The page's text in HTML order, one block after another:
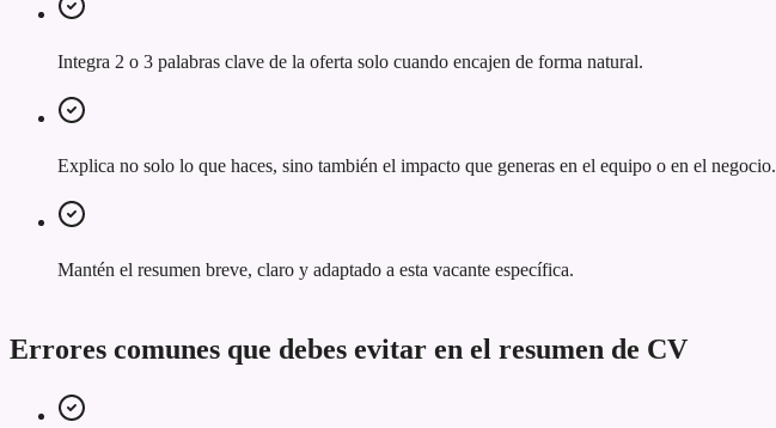
Integra 2 o 3 palabras clave de la oferta solo cuando encajen de forma natural.
Explica no solo lo que haces, sino también el impacto que generas en el equipo o en el negocio.
Mantén el resumen breve, claro y adaptado a esta vacante específica.
Errores comunes que debes evitar en el resumen de CV